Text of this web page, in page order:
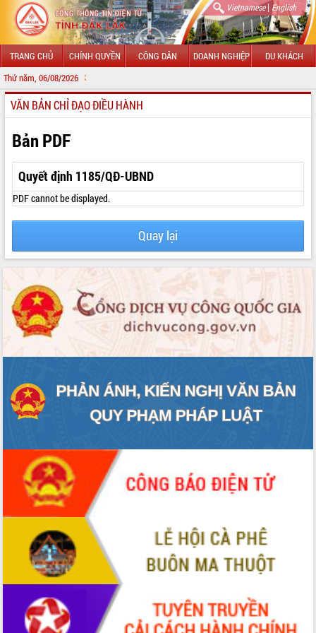
Vietnamese| English
TRANG CHỦ CHÍNH QUYỀN CÔNG DÂN DOANH NGHIỆP DU KHÁCH
Thứ năm, 06/08/2026
GIỚI THIỆU
LÃNH ĐẠO UBND TỈNH
TIN TỨC SỰ KIỆN
SỞ, BAN, NGÀNH
UBND CÁC XÃ, PHƯỜNG
THÔNG TIN CHỈ ĐẠO ĐIỀU HÀNH
VĂN BẢN HĐND TỈNH
ĐIỂM TIN VĂN BẢN
VĂN BẢN CHỈ ĐẠO ĐIỀU HÀNH
Bản PDF
Quyết định 1185/QĐ-UBND
PDF cannot be displayed.
Quay lại